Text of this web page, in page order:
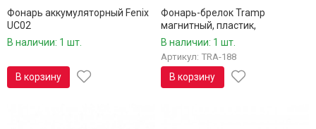
Фонарь аккумуляторный Fenix
UC02
В наличии: 1 шт.
В корзину
Фонарь-брелок Tramp
магнитный, пластик,
оливковый, TRA-188
В наличии: 1 шт.
Артикул: TRA-188
В корзину